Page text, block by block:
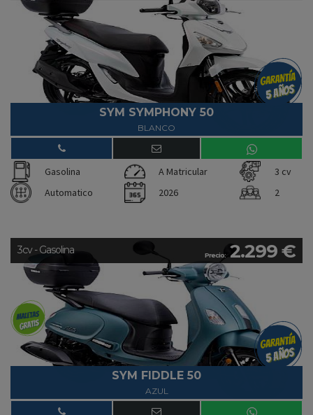
SYM SYMPHONY 50
BLANCO
Gasolina A Matricular
3 cv
Automatico
2026 2
Precio: 2.299 €
3cv - Gasolina
SYM FIDDLE 50
AZUL